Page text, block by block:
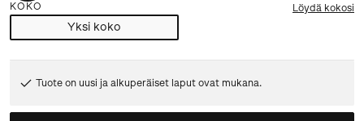
KOKO Löydä kokosi
Yksi koko
Tuote on uusi ja alkuperäiset laput ovat mukana.